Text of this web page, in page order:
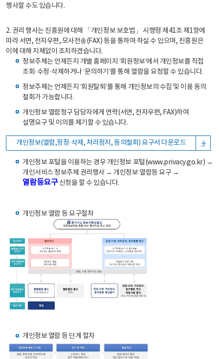
행사할 수도 있습니다.
2. 권리 행사는 진흥원에 대해 「개인정보 보호법」 시행령 제41조 제1항에
따라 서면, 전자우편, 모사전송(FAX) 등을 통하여 하실 수 있으며, 진흥원은
이에 대해 지체없이 조치하겠습니다.
정보주체는 언제든지 개별 홈페이지 ‘회원정보’에서 개인정보를 직접
조회·수정·삭제하거나 ‘문의하기’를 통해 열람을 요청할 수 있습니다.
정보주체는 언제든지 ‘회원탈퇴’를 통해 개인정보의 수집 및 이용 동의
철회가 가능합니다.
개인정보 열람청구 담당자에게 연락(서면, 전자우편, FAX)하여
설명요구 및 이의를 제기할 수 있습니다.
개인정보(열람,정정·삭제, 처리정지, 동의철회) 요구서 다운로드
개인정보 포털을 이용하는 경우 개인정보 포털(www.privacy.go.kr) →
개인서비스 정보주체 권리행사 → 개인정보 열람등 요구 →
열람등요구신청을 할 수 있습니다.
개인정보 열람 등 요구절차
개인정보 열람 등 단계 절차